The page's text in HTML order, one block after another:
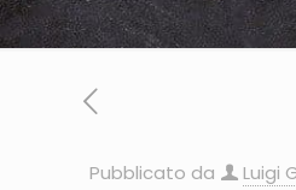
Pubblicato da Luigi